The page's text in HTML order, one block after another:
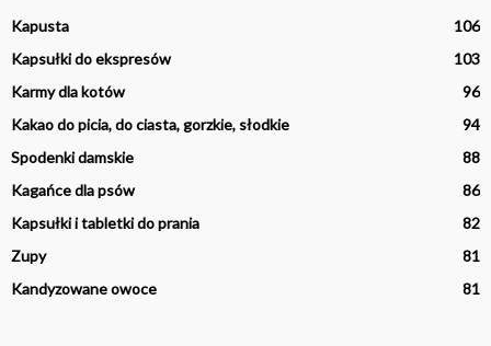
Kapusta
106
Kapsułki do ekspresów
103
Karmy dla kotów
96
Kakao do picia, do ciasta, gorzkie, słodkie
94
Spodenki damskie
88
Kagańce dla psów
86
Kapsułki i tabletki do prania
82
Zupy
81
Kandyzowane owoce
81